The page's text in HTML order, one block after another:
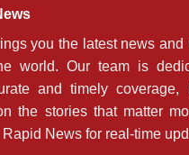
you the latest news and
world. Our team is
and timely coverage,
the stories that matter
News for real-time